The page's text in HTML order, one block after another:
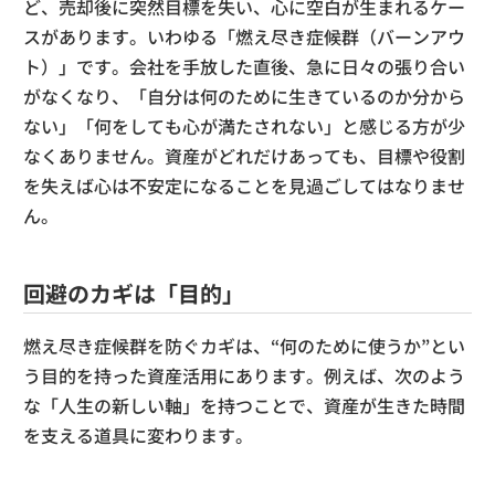
ど、売却後に突然目標を失い、心に空白が生まれるケー
スがあります。いわゆる「燃え尽き症候群（バーンアウ
ト）」です。会社を手放した直後、急に日々の張り合い
がなくなり、「自分は何のために生きているのか分から
ない」「何をしても心が満たされない」と感じる方が少
なくありません。資産がどれだけあっても、目標や役割
を失えば心は不安定になることを見過ごしてはなりませ
ん。
回避のカギは「目的」
燃え尽き症候群を防ぐカギは、“何のために使うか”とい
う目的を持った資産活用にあります。例えば、次のよう
な「人生の新しい軸」を持つことで、資産が生きた時間
を支える道具に変わります。